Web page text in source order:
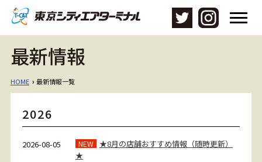
メ
最新情報
HOME ›最新情報一覧
2026
2026-08-05 NEW
★8月の店舗おすすめ情報（随時更新）
★